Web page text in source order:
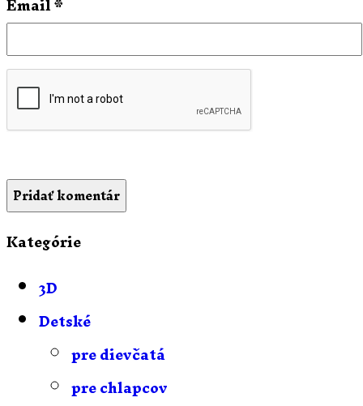
Kategórie
3D
Detské
pre dievčatá
pre chlapcov